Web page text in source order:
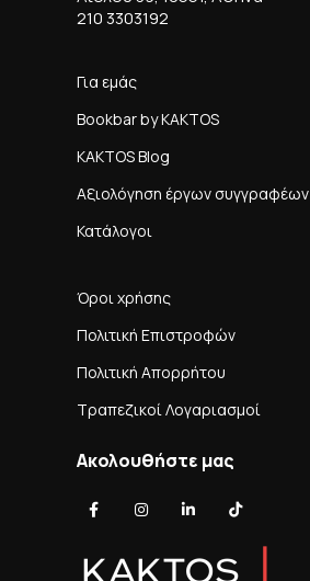
210 3303192
Για εμάς
Bookbar by KAKTOS
KAKTOS Blog
Αξιολόγηση έργων συγγραφέων
Κατάλογοι
Όροι χρήσης
Πολιτική Επιστροφών
Πολιτική Απορρήτου
Τραπεζικοί Λογαριασμοί
Ακολουθήστε μας